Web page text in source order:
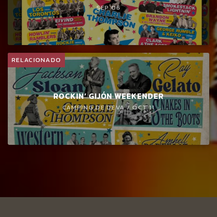
SEP 06
RELACIONADO
ROCKIN’ GIJÓN WEEKENDER
CAMPING DE DEVA / OCT 11